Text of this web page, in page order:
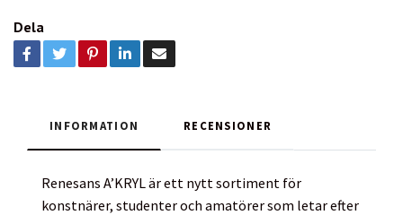
Dela
INFORMATION RECENSIONER
Renesans A’KRYL är ett nytt sortiment för
konstnärer, studenter och amatörer som letar efter